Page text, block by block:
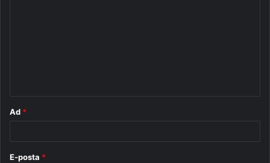
Ad *
E-posta *